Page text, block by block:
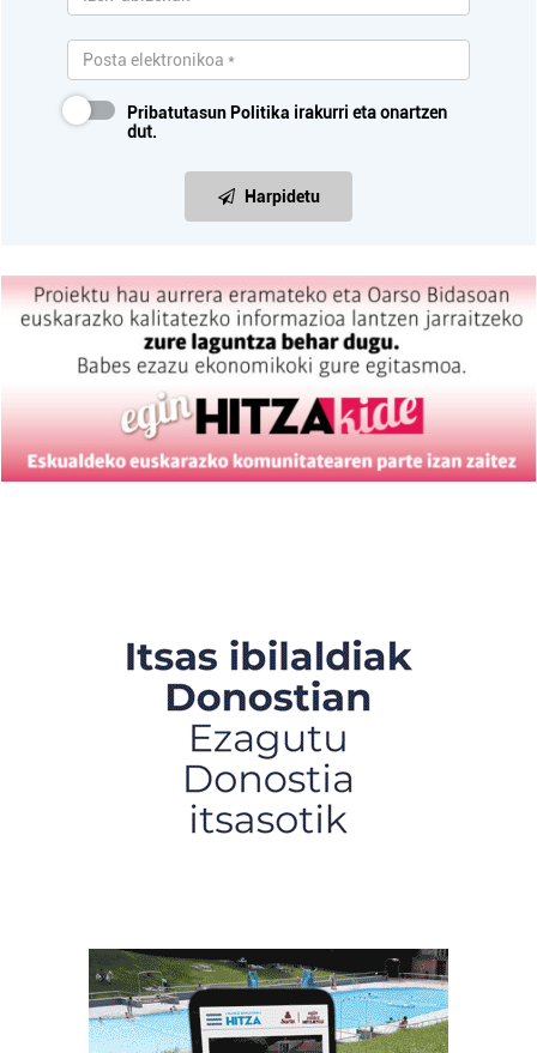
Pribatutasun Politika irakurri eta onartzen
dut.
Harpidetu